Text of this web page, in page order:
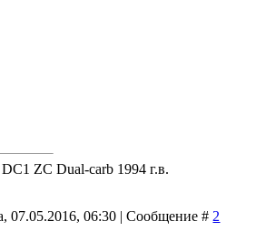
ZC Dual-carb 1994 г.в.
07.05.2016, 06:30 | Сообщение # 2